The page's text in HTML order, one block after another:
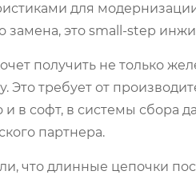
для
замена, это small-step
получить не только
Это требует от
в софт, в системы сбора
партнера.
что длинные цепочки